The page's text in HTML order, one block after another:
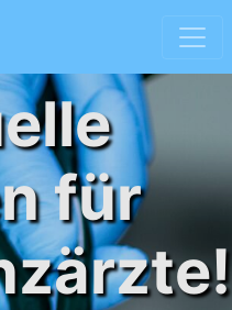
für